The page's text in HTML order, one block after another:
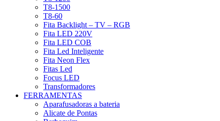
T8-1500
T8-60
Fita Backlight – TV – RGB
Fita LED 220V
Fita LED COB
Fita Led Inteligente
Fita Neon Flex
Fitas Led
Focus LED
Transformadores
FERRAMENTAS
Aparafusadoras a bateria
Alicate de Pontas